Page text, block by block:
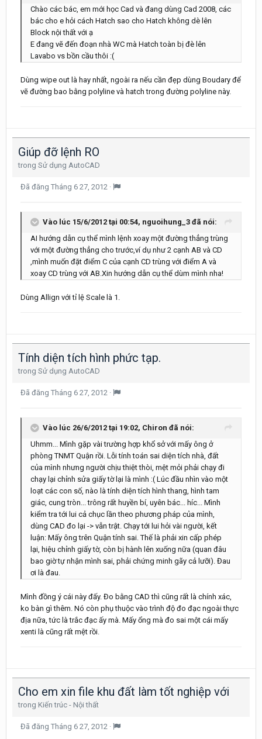
Chào các bác, em mới học Cad và đang dùng Cad 2008, các
bác cho e hỏi cách Hatch sao cho Hatch không dè lên
Block nội thất với ạ
E đang vẽ đến đoạn nhà WC mà Hatch toàn bị đè lên
Lavabo vs bồn cầu thôi :(
Dùng wipe out là hay nhất, ngoài ra nếu cần đẹp dùng Boudary để
vẽ đường bao bằng polyline và hatch trong đường polyline này.
Giúp đỡ lệnh RO
trong Sử dụng AutoCAD
Đã đăng Tháng 6 27, 2012 ·
Vào lúc 15/6/2012 tại 00:54, nguoihung_3 đã nói:
AI hướng dẫn cụ thể mình lệnh xoay một đường thẳng trùng
với một đường thẳng cho trước,ví dụ như 2 cạnh AB và CD
,mình muốn đặt điểm C của cạnh CD trùng với điểm A và
xoay CD trùng với AB.Xin hướng dẫn cụ thể dùm mình nha!
Dùng Allign với tỉ lệ Scale là 1.
Tính diện tích hình phức tạp.
trong Sử dụng AutoCAD
Đã đăng Tháng 6 27, 2012 ·
Vào lúc 26/6/2012 tại 19:02, Chiron đã nói:
Uhmm... Mình gặp vài trường hợp khổ sở với mấy ông ở
phòng TNMT Quận rồi. Lỗi tính toán sai diện tích nhà, đất
của mình nhưng người chịu thiệt thòi, mệt mỏi phải chạy đi
chạy lại chỉnh sửa giấy tờ lại là mình :( Lúc đầu nhìn vào một
loạt các con số, nào là tính diện tích hình thang, hình tam
giác, cung tròn... trông rất huyền bí, uyên bác... híc... Mình
kiểm tra tới lui cả chục lần theo phương pháp của mình,
dùng CAD đo lại -> vẫn trật. Chạy tới lui hỏi vài người, kết
luận: Mấy ông trên Quận tính sai. Thế là phải xin cấp phép
lại, hiệu chỉnh giấy tờ, còn bị hành lên xuống nữa (quan đâu
bao giờ tự nhận mình sai, phải chứng minh gãy cả lưỡi). Đau
ơi là đau.
Mình đồng ý cái này đấy. Đo bằng CAD thì cũng rất là chính xác,
ko bàn gì thêm. Nó còn phụ thuộc vào trình độ đo đạc ngoài thực
địa nữa, tức là trắc đạc ấy mà. Mấy ổng mà đo sai một cái mấy
xenti là cũng rất mệt rồi.
Cho em xin file khu đất làm tốt nghiệp với
trong Kiến trúc - Nội thất
Đã đăng Tháng 6 27, 2012 ·